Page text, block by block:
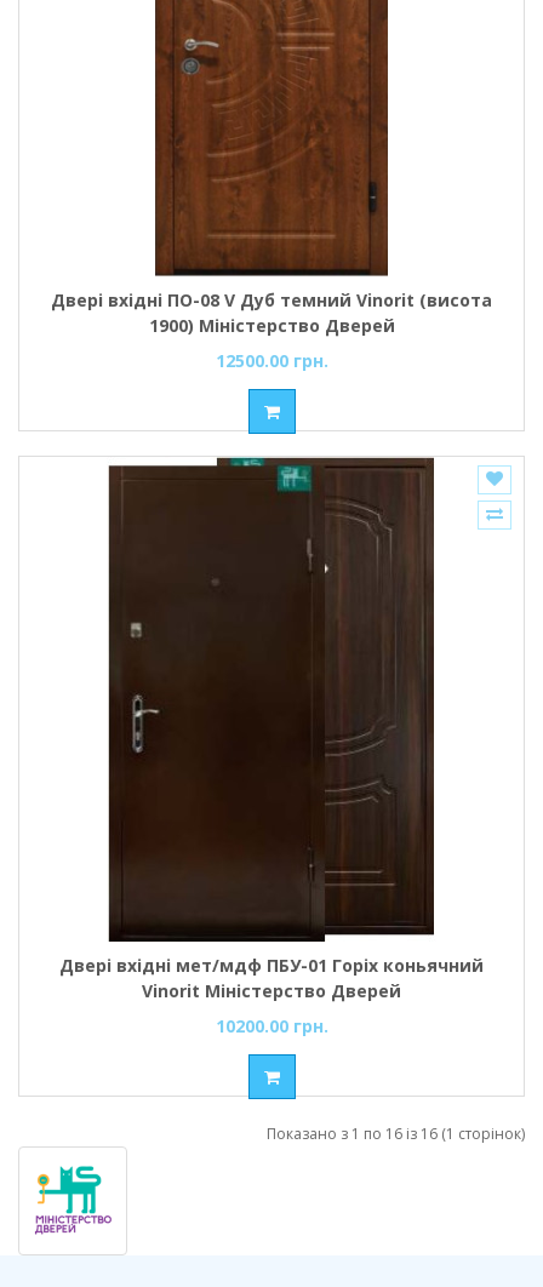
Двері вхідні ПО-08 V Дуб темний Vinorit (висота
1900) Міністерство Дверей
12500.00 грн.
Двері вхідні мет/мдф ПБУ-01 Горіх коньячний
Vinorit Міністерство Дверей
10200.00 грн.
Показано з 1 по 16 із 16 (1 сторінок)